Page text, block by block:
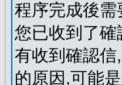
程序完成後
您已收到了
有收到確認
的原因,可能